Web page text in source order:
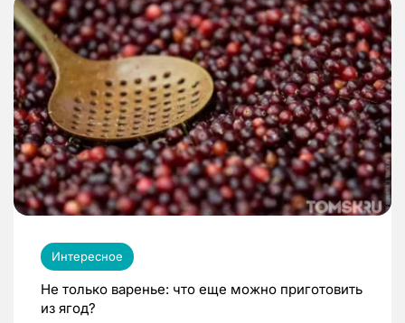
Интересное
Не только варенье: что еще можно приготовить
из ягод?